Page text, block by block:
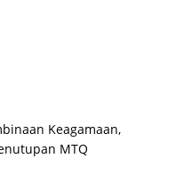
Keagamaan,
MTQ